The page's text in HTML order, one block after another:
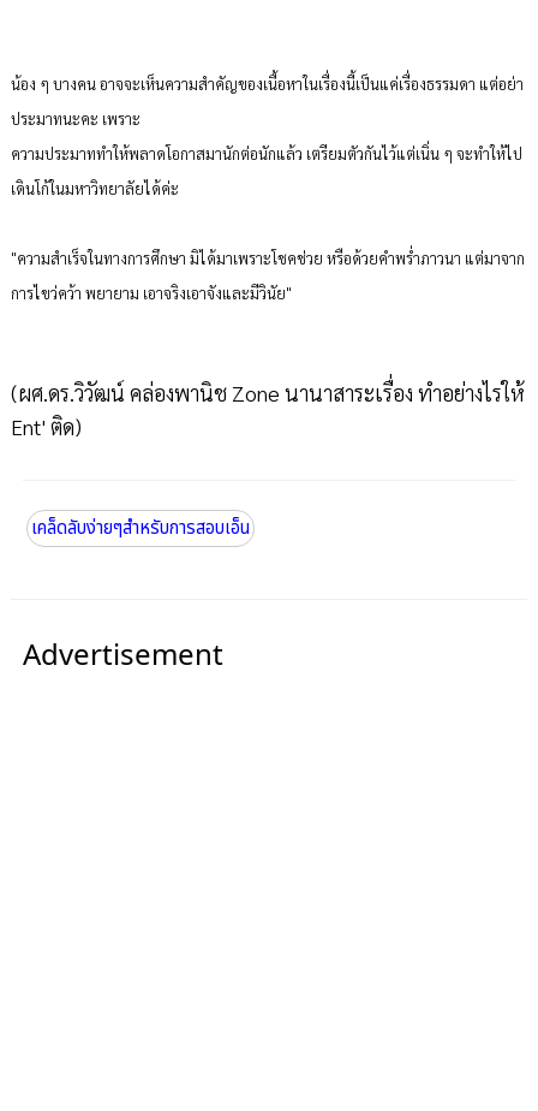
น้อง ๆ บางคน อาจจะเห็นความสำคัญของเนื้อหาในเรื่องนี้เป็นแค่เรื่องธรรมดา แต่อย่า
ประมาทนะคะ เพราะ
ความประมาททำให้พลาดโอกาสมานักต่อนักแล้ว เตรียมตัวกันไว้แต่เนิ่น ๆ จะทำให้ไป
เดินโก้ในมหาวิทยาลัยได้ค่ะ
"ความสำเร็จในทางการศึกษา มิได้มาเพราะโชคช่วย หรือด้วยคำพร่ำภาวนา แต่มาจาก
การไขว่คว้า พยายาม เอาจริงเอาจังและมีวินัย"
(ผศ.ดร.วิวัฒน์ คล่องพานิช Zone นานาสาระเรื่อง ทำอย่างไรให้
Ent' ติด)
เคล็ดลับง่ายๆสำหรับการสอบเอ็น
Advertisement